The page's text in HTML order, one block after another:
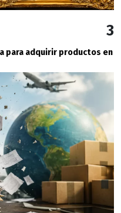
3
para adquirir productos en